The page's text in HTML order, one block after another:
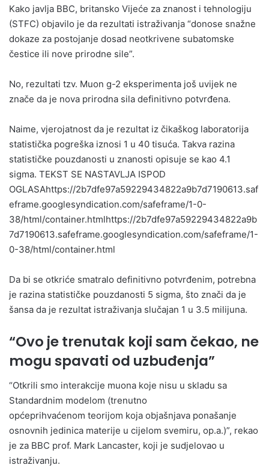
Kako javlja BBC, britansko Vijeće za znanost i tehnologiju
(STFC) objavilo je da rezultati istraživanja “donose snažne
dokaze za postojanje dosad neotkrivene subatomske
čestice ili nove prirodne sile”.
No, rezultati tzv. Muon g-2 eksperimenta još uvijek ne
znače da je nova prirodna sila definitivno potvrđena.
Naime, vjerojatnost da je rezultat iz čikaškog laboratorija
statistička pogreška iznosi 1 u 40 tisuća. Takva razina
statističke pouzdanosti u znanosti opisuje se kao 4.1
sigma. TEKST SE NASTAVLJA ISPOD
OGLASAhttps://2b7dfe97a59229434822a9b7d7190613.saf
eframe.googlesyndication.com/safeframe/1-0-
38/html/container.htmlhttps://2b7dfe97a59229434822a9b
7d7190613.safeframe.googlesyndication.com/safeframe/1-
0-38/html/container.html
Da bi se otkriće smatralo definitivno potvrđenim, potrebna
je razina statističke pouzdanosti 5 sigma, što znači da je
šansa da je rezultat istraživanja slučajan 1 u 3.5 milijuna.
“Ovo je trenutak koji sam čekao, ne
mogu spavati od uzbuđenja”
“Otkrili smo interakcije muona koje nisu u skladu sa
Standardnim modelom (trenutno
općeprihvaćenom teorijom koja objašnjava ponašanje
osnovnih jedinica materije u cijelom svemiru, op.a.)”, rekao
je za BBC prof. Mark Lancaster, koji je sudjelovao u
istraživanju.